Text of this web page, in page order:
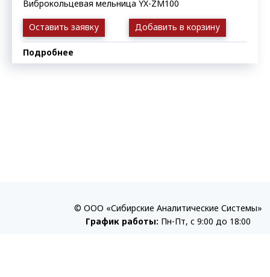
Виброкольцевая мельница YX-ZМ100
Оставить заявку Добавить в корзину
Подробнее
© ООО «Сибирские Аналитические Системы»
График работы: Пн-Пт, с 9:00 до 18:00